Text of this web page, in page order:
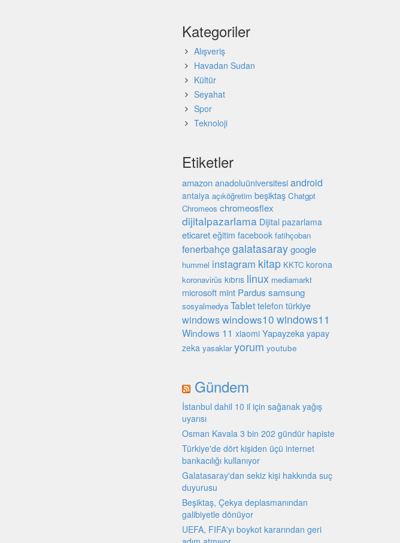
Kategoriler
Alışveriş
Havadan Sudan
Kültür
Seyahat
Spor
Teknoloji
Etiketler
amazon anadoluüniversitesi android
antalya açıköğretim beşiktaş Chatgpt
Chromeos chromeosflex
dijitalpazarlama Dijital pazarlama
eticaret eğitim facebook fatihçoban
fenerbahçegalatasaray google
hummel instagram kitap KKTC korona
koronavirüs kıbrıs linux mediamarkt
microsoft mint Pardus samsung
sosyalmedya Tablet telefon türkiye
windowswindows10 windows11
Windows 11 xiaomi Yapayzeka yapay
zeka yasaklar yorum youtube
Gündem
İstanbul dahil 10 il için sağanak yağış
uyarısı
Osman Kavala 3 bin 202 gündür hapiste
Türkiye'de dört kişiden üçü internet
bankacılığı kullanıyor
Galatasaray'dan sekiz kişi hakkında suç
duyurusu
Beşiktaş, Çekya deplasmanından
galibiyetle dönüyor
UEFA, FIFA'yı boykot kararından geri